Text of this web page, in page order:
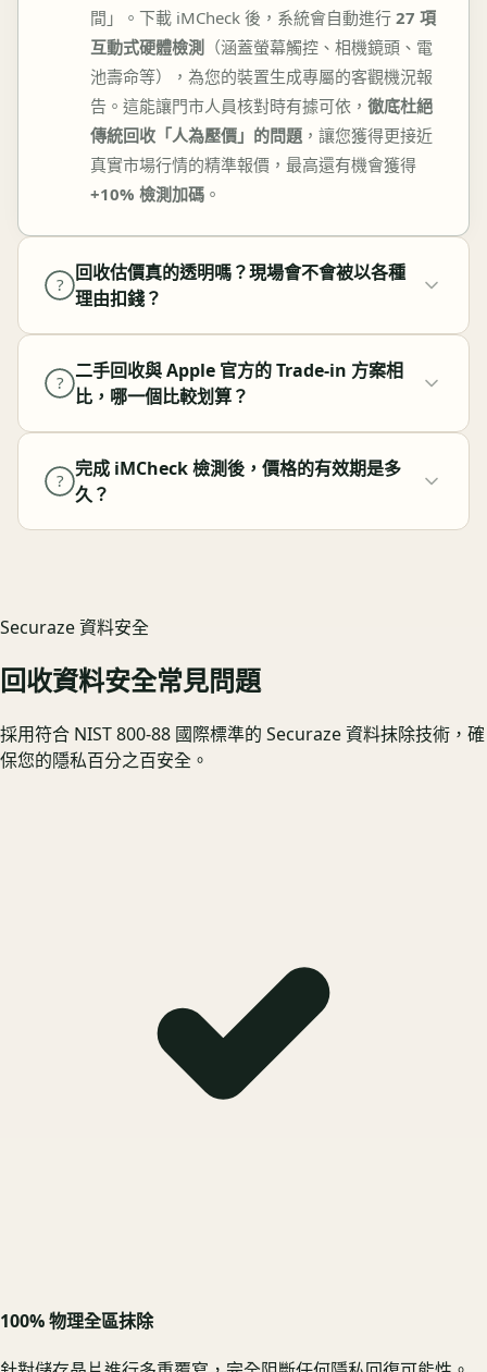
間」。下載 iMCheck 後，系統會自動進行 27 項
互動式硬體檢測 （涵蓋螢幕觸控、相機鏡頭、電
池壽命等），為您的裝置生成專屬的客觀機況報
告。這能讓門市人員核對時有據可依， 徹底杜絕
傳統回收「人為壓價」的問題 ，讓您獲得更接近
真實市場行情的精準報價，最高還有機會獲得
+10% 檢測加碼 。
?
回收估價真的透明嗎？現場會不會被以各種
理由扣錢？
?
二手回收與 Apple 官方的 Trade-in 方案相
比，哪一個比較划算？
?
完成 iMCheck 檢測後，價格的有效期是多
久？
Securaze 資料安全
回收資料安全常見問題
採用符合 NIST 800-88 國際標準的 Securaze 資料抹除技術，確
保您的隱私百分之百安全。
100% 物理全區抹除